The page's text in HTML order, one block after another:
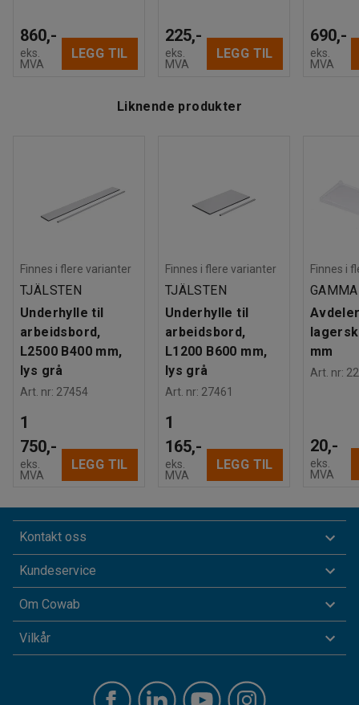
860,-
eks.
MVA
LEGG TIL
225,-
eks.
MVA
LEGG TIL
690,-
eks.
MVA
Liknende produkter
Finnes i flere varianter
TJÄLSTEN
Underhylle til
arbeidsbord,
L2500 B400 mm,
lys grå
Art. nr: 27454
1
750,-
eks.
MVA
LEGG TIL
Finnes i flere varianter
TJÄLSTEN
Underhylle til
arbeidsbord,
L1200 B600 mm,
lys grå
Art. nr: 27461
1
165,-
eks.
MVA
LEGG TIL
Finnes i
GAMMA
mm
Art. nr:
20,-
eks.
MVA
Kontakt oss
Kundeservice
Om Cowab
Vilkår